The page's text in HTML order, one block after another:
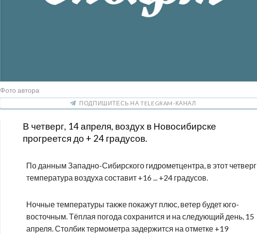
Фото автора
ПОДПИШИТЕСЬ НА TELEGRAM-КАНАЛ
В четверг, 14 апреля, воздух в Новосибирске
прогреется до + 24 градусов.
По данным Западно-Сибирского гидрометцентра, в этот четверг
температура воздуха составит +16 ... +24 градусов.
Ночные температуры также покажут плюс, ветер будет юго-
восточным. Тёплая погода сохранится и на следующий день, 15
апреля. Столбик термометра задержится на отметке +19